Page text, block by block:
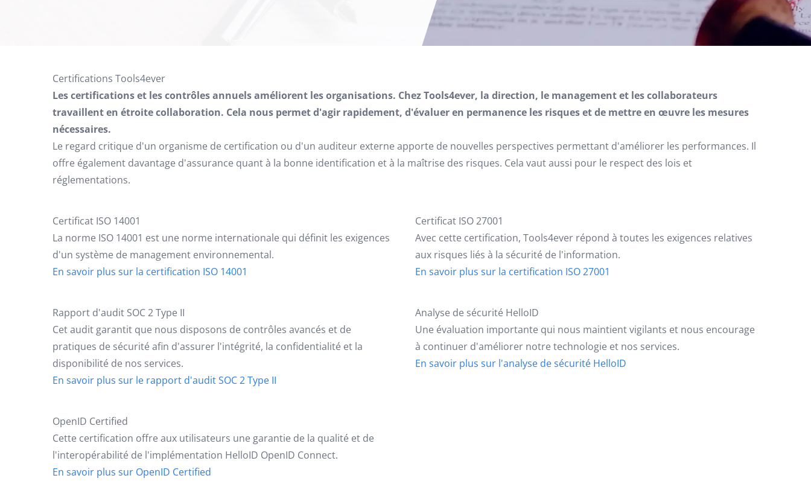
Certifications Tools4ever
Les certifications et les contrôles annuels améliorent les organisations. Chez Tools4ever, la direction, le management et les collaborateurs
travaillent en étroite collaboration. Cela nous permet d'agir rapidement, d'évaluer en permanence les risques et de mettre en œuvre les mesures
nécessaires.
Le regard critique d'un organisme de certification ou d'un auditeur externe apporte de nouvelles perspectives permettant d'améliorer les performances. Il
offre également davantage d'assurance quant à la bonne identification et à la maîtrise des risques. Cela vaut aussi pour le respect des lois et
réglementations.
Certificat ISO 14001
La norme ISO 14001 est une norme internationale qui définit les exigences
d'un système de management environnemental.
En savoir plus sur la certification ISO 14001
Certificat ISO 27001
Avec cette certification, Tools4ever répond à toutes les exigences relatives
aux risques liés à la sécurité de l'information.
En savoir plus sur la certification ISO 27001
Rapport d'audit SOC 2 Type II
Cet audit garantit que nous disposons de contrôles avancés et de
pratiques de sécurité afin d'assurer l'intégrité, la confidentialité et la
disponibilité de nos services.
En savoir plus sur le rapport d'audit SOC 2 Type II
Analyse de sécurité HelloID
Une évaluation importante qui nous maintient vigilants et nous encourage
à continuer d'améliorer notre technologie et nos services.
En savoir plus sur l'analyse de sécurité HelloID
OpenID Certified
Cette certification offre aux utilisateurs une garantie de la qualité et de
l'interopérabilité de l'implémentation HelloID OpenID Connect.
En savoir plus sur OpenID Certified